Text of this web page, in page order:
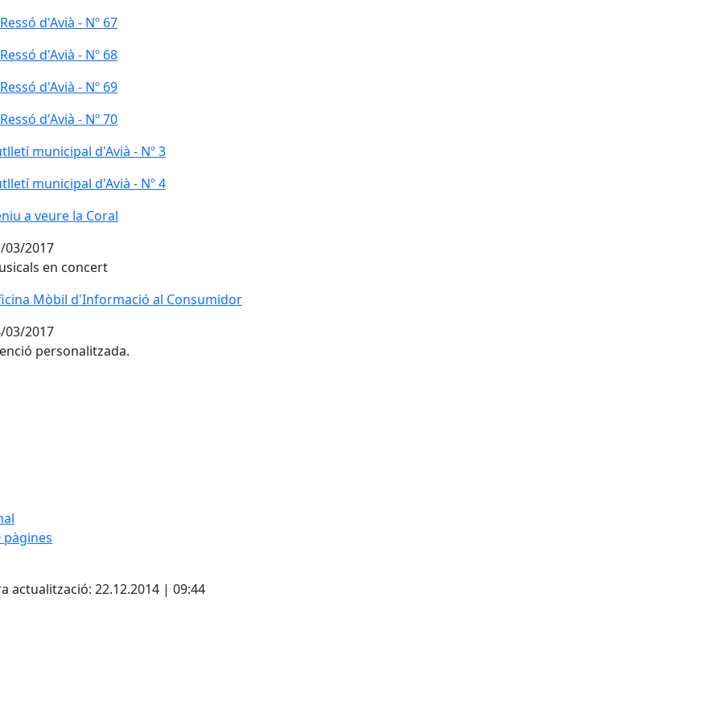
d'Avià - Nº 67
d'Avià - Nº 68
d'Avià - Nº 69
d'Avià - Nº 70
municipal d'Avià - Nº 3
municipal d'Avià - Nº 4
a veure la Coral
a veure la Coral
03/2017
en concert
Mòbil d'Informació al Consumidor
Mòbil d'Informació al Consumidor
03/2017
personalitzada.
pàgines
actualització: 22.12.2014 | 09:44